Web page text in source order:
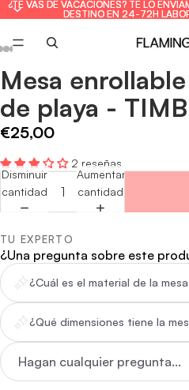
¿TE VAS DE VACACIONES? TE LO
DESTINO EN 24-72H
¿TE VAS DE VACACIONES? TE LO
DESTINO EN 24-72H
Abrir
imagen
a
pantalla
completa
Abrir
imagen
a
pantalla
completa
Abrir
imagen
a
pantalla
completa
Abrir
imagen
a
pantalla
completa
Abrir
imagen
a
pantalla
completa
Abrir
imagen
a
pantalla
completa
Abrir
imagen
a
pantalla
completa
Mesa
de playa -
€25,00
2 reseñas
Disminuir
cantidad
Aumentar
cantidad
TU EXPERTO
¿Una pregunta sobre este
¿Cuál es el material de la
¿Qué dimensiones tiene la